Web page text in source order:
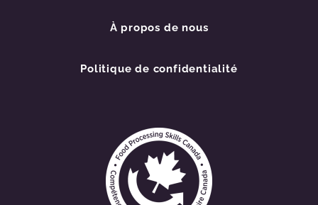
À propos de nous
Politique de confidentialité